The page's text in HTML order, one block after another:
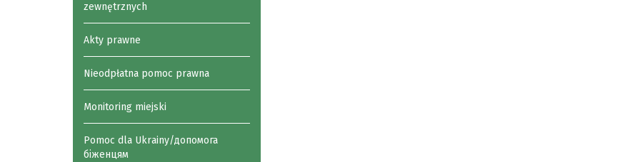
zewnętrznych
Akty prawne
Nieodpłatna pomoc prawna
Monitoring miejski
Pomoc dla Ukrainy/допомога
біженцям